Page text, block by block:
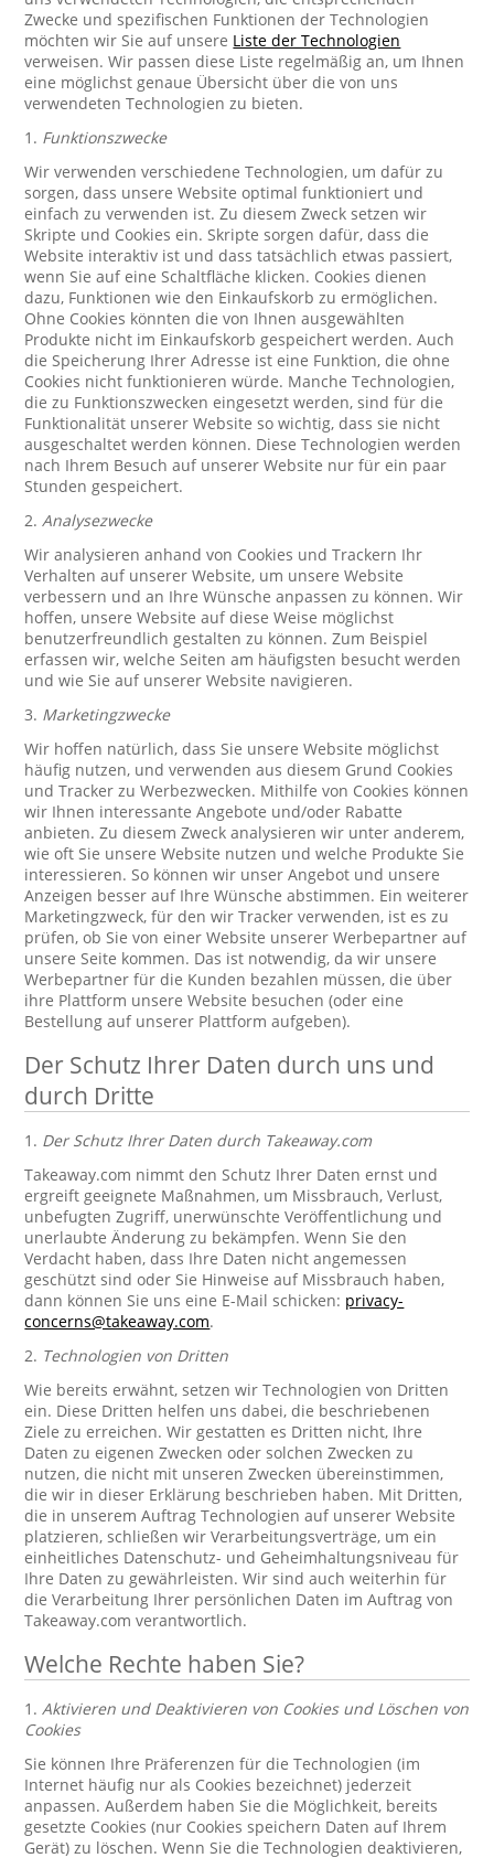
Zwecke und spezifischen Funktionen der Technologien
möchten wir Sie auf unsere Liste der Technologien
verweisen. Wir passen diese Liste regelmäßig an, um Ihnen
eine möglichst genaue Übersicht über die von uns
verwendeten Technologien zu bieten.
1. Funktionszwecke
Wir verwenden verschiedene Technologien, um dafür zu
sorgen, dass unsere Website optimal funktioniert und
einfach zu verwenden ist. Zu diesem Zweck setzen wir
Skripte und Cookies ein. Skripte sorgen dafür, dass die
Website interaktiv ist und dass tatsächlich etwas passiert,
wenn Sie auf eine Schaltfläche klicken. Cookies dienen
dazu, Funktionen wie den Einkaufskorb zu ermöglichen.
Ohne Cookies könnten die von Ihnen ausgewählten
Produkte nicht im Einkaufskorb gespeichert werden. Auch
die Speicherung Ihrer Adresse ist eine Funktion, die ohne
Cookies nicht funktionieren würde. Manche Technologien,
die zu Funktionszwecken eingesetzt werden, sind für die
Funktionalität unserer Website so wichtig, dass sie nicht
ausgeschaltet werden können. Diese Technologien werden
nach Ihrem Besuch auf unserer Website nur für ein paar
Stunden gespeichert.
2.Analysezwecke
Wir analysieren anhand von Cookies und Trackern Ihr
Verhalten auf unserer Website, um unsere Website
verbessern und an Ihre Wünsche anpassen zu können. Wir
hoffen, unsere Website auf diese Weise möglichst
benutzerfreundlich gestalten zu können. Zum Beispiel
erfassen wir, welche Seiten am häufigsten besucht werden
und wie Sie auf unserer Website navigieren.
3. Marketingzwecke
Wir hoffen natürlich, dass Sie unsere Website möglichst
häufig nutzen, und verwenden aus diesem Grund Cookies
und Tracker zu Werbezwecken. Mithilfe von Cookies können
wir Ihnen interessante Angebote und/oder Rabatte
anbieten. Zu diesem Zweck analysieren wir unter anderem,
wie oft Sie unsere Website nutzen und welche Produkte Sie
interessieren. So können wir unser Angebot und unsere
Anzeigen besser auf Ihre Wünsche abstimmen. Ein weiterer
Marketingzweck, für den wir Tracker verwenden, ist es zu
prüfen, ob Sie von einer Website unserer Werbepartner auf
unsere Seite kommen. Das ist notwendig, da wir unsere
Werbepartner für die Kunden bezahlen müssen, die über
ihre Plattform unsere Website besuchen (oder eine
Bestellung auf unserer Plattform aufgeben).
Der Schutz Ihrer Daten durch uns und
durch Dritte
1. Der Schutz Ihrer Daten durch Takeaway.com
Takeaway.com nimmt den Schutz Ihrer Daten ernst und
ergreift geeignete Maßnahmen, um Missbrauch, Verlust,
unbefugten Zugriff, unerwünschte Veröffentlichung und
unerlaubte Änderung zu bekämpfen. Wenn Sie den
Verdacht haben, dass Ihre Daten nicht angemessen
geschützt sind oder Sie Hinweise auf Missbrauch haben,
dann können Sie uns eine E-Mail schicken: privacy-
concerns@takeaway.com.
2. Technologien von Dritten
Wie bereits erwähnt, setzen wir Technologien von Dritten
ein. Diese Dritten helfen uns dabei, die beschriebenen
Ziele zu erreichen. Wir gestatten es Dritten nicht, Ihre
Daten zu eigenen Zwecken oder solchen Zwecken zu
nutzen, die nicht mit unseren Zwecken übereinstimmen,
die wir in dieser Erklärung beschrieben haben. Mit Dritten,
die in unserem Auftrag Technologien auf unserer Website
platzieren, schließen wir Verarbeitungsverträge, um ein
einheitliches Datenschutz- und Geheimhaltungsniveau für
Ihre Daten zu gewährleisten. Wir sind auch weiterhin für
die Verarbeitung Ihrer persönlichen Daten im Auftrag von
Takeaway.com verantwortlich.
Welche Rechte haben Sie?
1.Aktivieren und Deaktivieren von Cookies und Löschen von
Cookies
Sie können Ihre Präferenzen für die Technologien (im
Internet häufig nur als Cookies bezeichnet) jederzeit
anpassen. Außerdem haben Sie die Möglichkeit, bereits
gesetzte Cookies (nur Cookies speichern Daten auf Ihrem
Gerät) zu löschen. Wenn Sie die Technologien deaktivieren,